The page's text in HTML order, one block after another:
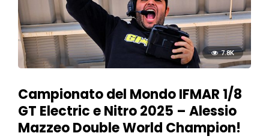
7.8K
Campionato del Mondo IFMAR 1/8
GT Electric e Nitro 2025 – Alessio
Mazzeo Double World Champion!